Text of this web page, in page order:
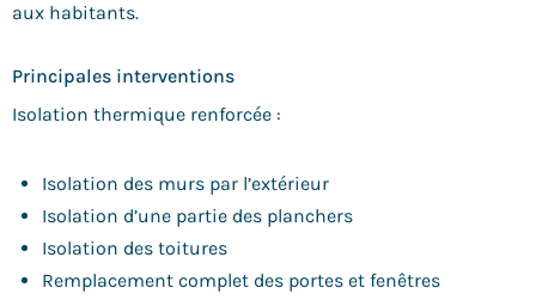
aux habitants.
Principales interventions
Isolation thermique renforcée :
Isolation des murs par l’extérieur
Isolation d’une partie des planchers
Isolation des toitures
Remplacement complet des portes et fenêtres